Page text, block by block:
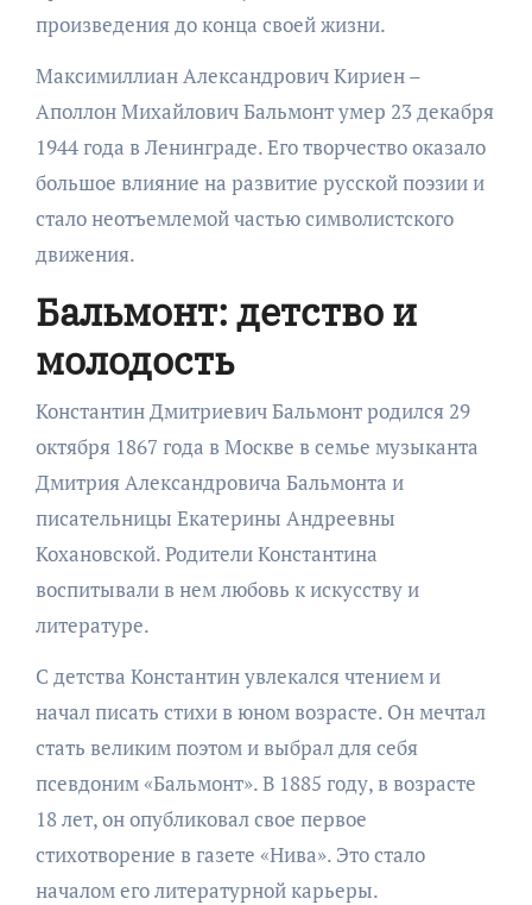
произведения до конца своей жизни.
Максимиллиан Александрович Кириен –
Аполлон Михайлович Бальмонт умер 23 декабря
1944 года в Ленинграде. Его творчество оказало
большое влияние на развитие русской поэзии и
стало неотъемлемой частью символистского
движения.
Бальмонт: детство и
молодость
Константин Дмитриевич Бальмонт родился 29
октября 1867 года в Москве в семье музыканта
Дмитрия Александровича Бальмонта и
писательницы Екатерины Андреевны
Кохановской. Родители Константина
воспитывали в нем любовь к искусству и
литературе.
С детства Константин увлекался чтением и
начал писать стихи в юном возрасте. Он мечтал
стать великим поэтом и выбрал для себя
псевдоним «Бальмонт». В 1885 году, в возрасте
18 лет, он опубликовал свое первое
стихотворение в газете «Нива». Это стало
началом его литературной карьеры.